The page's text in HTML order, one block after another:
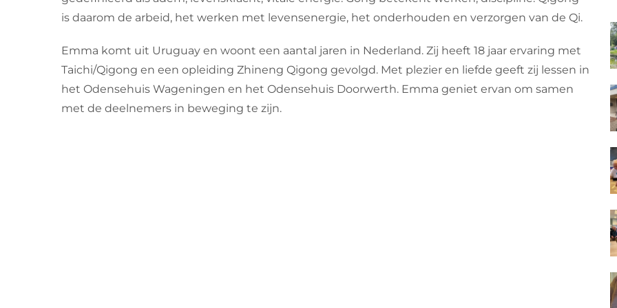
is daarom de arbeid, het werken met levensenergie, het onderhouden en verzorgen van de Qi.
Emma komt uit Uruguay en woont een aantal jaren in Nederland. Zij heeft 18 jaar ervaring met
Taichi/Qigong en een opleiding Zhineng Qigong gevolgd. Met plezier en liefde geeft zij lessen in
het Odensehuis Wageningen en het Odensehuis Doorwerth. Emma geniet ervan om samen
met de deelnemers in beweging te zijn.